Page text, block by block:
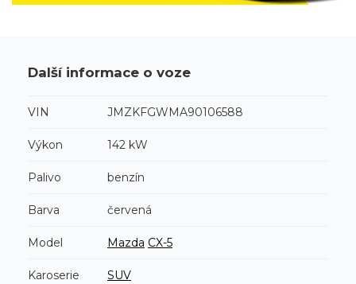
Další informace o voze
VIN JMZKFGWMA90106588
Výkon 142 kW
Palivo benzín
Barva červená
Model Mazda CX-5
Karoserie SUV